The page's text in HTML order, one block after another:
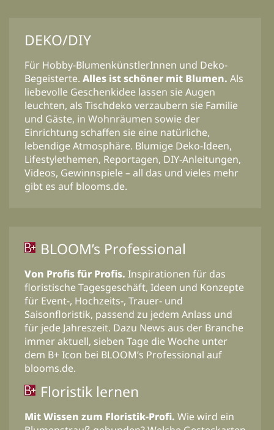
DEKO/DIY
Für Hobby-BlumenkünstlerInnen und Deko-
Begeisterte. Alles ist schöner mit Blumen. Als
liebevolle Geschenkidee lassen sie Augen
leuchten, als Tischdeko verzaubern sie Familie
und Gäste, in Wohnräumen sowie der
Einrichtung schaffen sie eine natürliche,
lebendige Atmosphäre. Blumige Deko-Ideen,
Lifestylethemen, Reportagen, DIY-Anleitungen,
Videos, Gewinnspiele – all das und vieles mehr
gibt es auf blooms.de.
BLOOM’s Professional
Von Profis für Profis. Inspirationen für das
floristische Tagesgeschäft, Ideen und Konzepte
für Event-, Hochzeits-, Trauer- und
Saisonfloristik, passend zu jedem Anlass und
für jede Jahreszeit. Dazu News aus der Branche
immer aktuell, sieben Tage die Woche unter
dem B+ Icon bei BLOOM’s Professional auf
blooms.de.
Floristik lernen
Mit Wissen zum Floristik-Profi. Wie wird ein